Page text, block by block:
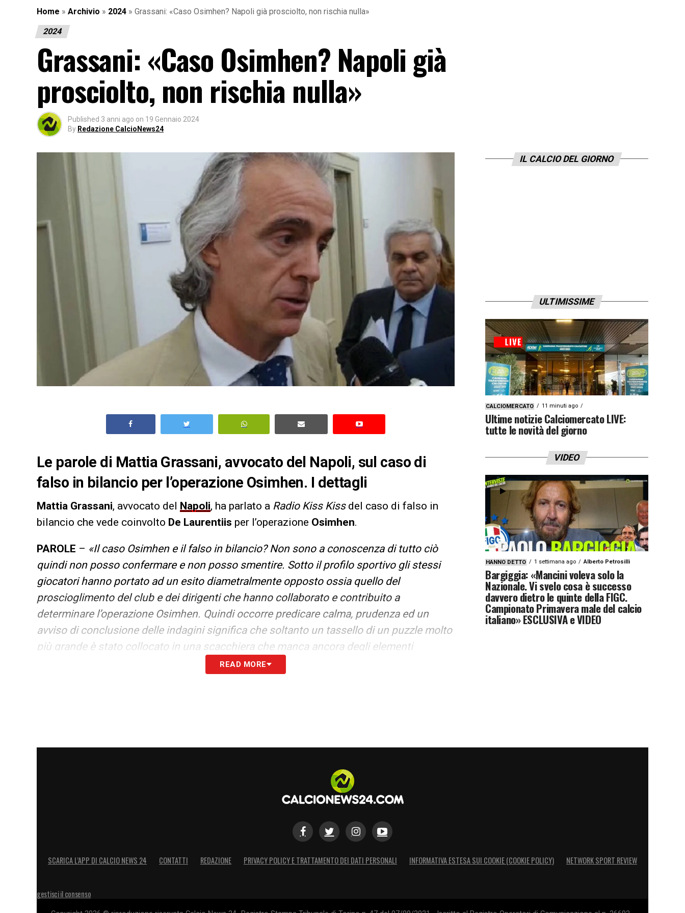
Home » Archivio » 2024 » Grassani: «Caso Osimhen? Napoli già prosciolto, non rischia nulla»
2024
Grassani: «Caso Osimhen? Napoli già
prosciolto, non rischia nulla»
Published 3 anni ago on 19 Gennaio 2024
By Redazione CalcioNews24
Le parole di Mattia Grassani, avvocato del Napoli, sul caso di
falso in bilancio per l’operazione Osimhen. I dettagli
Mattia Grassani, avvocato del Napoli, ha parlato a Radio Kiss Kiss del caso di falso in
bilancio che vede coinvolto De Laurentiis per l’operazione Osimhen.
PAROLE – «Il caso Osimhen e il falso in bilancio? Non sono a conoscenza di tutto ciò
quindi non posso confermare e non posso smentire. Sotto il profilo sportivo gli stessi
giocatori hanno portato ad un esito diametralmente opposto ossia quello del
proscioglimento del club e dei dirigenti che hanno collaborato e contribuito a
determinare l’operazione Osimhen. Quindi occorre predicare calma, prudenza ed un
avviso di conclusione delle indagini significa che soltanto un tassello di un puzzle molto
più grande è stato collocato in una scacchiera che manca ancora degli elementi
fondamentali e quindi di una difesa della società e dei suoi dirigenti, di una valutazione
READ MORE
IL CALCIO DEL GIORNO
ULTIMISSIME
CALCIOMERCATO 11 minuti ago
Ultime notizie Calciomercato LIVE:
tutte le novità del giorno
VIDEO
HANNO DETTO 1 settimana ago Alberto Petrosilli
Bargiggia: «Mancini voleva solo la
Nazionale. Vi svelo cosa è successo
davvero dietro le quinte della FIGC.
Campionato Primavera male del calcio
italiano» ESCLUSIVA e VIDEO
SCARICA L’APP DI CALCIO NEWS 24 CONTATTI REDAZIONE PRIVACY POLICY E TRATTAMENTO DEI DATI PERSONALI INFORMATIVA ESTESA SUI COOKIE (COOKIE POLICY) NETWORK SPORT REVIEW
gestisci il consenso